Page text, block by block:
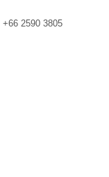
+66 2590 3805